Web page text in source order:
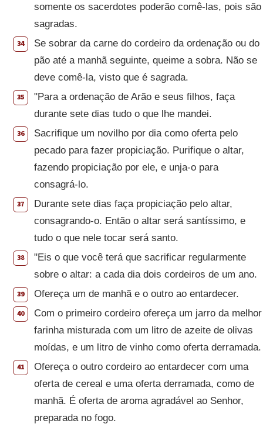
somente os sacerdotes poderão comê-las, pois são
sagradas.
34
Se sobrar da carne do cordeiro da ordenação ou do
pão até a manhã seguinte, queime a sobra. Não se
deve comê-la, visto que é sagrada.
35
"Para a ordenação de Arão e seus filhos, faça
durante sete dias tudo o que lhe mandei.
36
Sacrifique um novilho por dia como oferta pelo
pecado para fazer propiciação. Purifique o altar,
fazendo propiciação por ele, e unja-o para
consagrá-lo.
37
Durante sete dias faça propiciação pelo altar,
consagrando-o. Então o altar será santíssimo, e
tudo o que nele tocar será santo.
38
"Eis o que você terá que sacrificar regularmente
sobre o altar: a cada dia dois cordeiros de um ano.
39 Ofereça um de manhã e o outro ao entardecer.
40
Com o primeiro cordeiro ofereça um jarro da melhor
farinha misturada com um litro de azeite de olivas
moídas, e um litro de vinho como oferta derramada.
41
Ofereça o outro cordeiro ao entardecer com uma
oferta de cereal e uma oferta derramada, como de
manhã. É oferta de aroma agradável ao Senhor,
preparada no fogo.